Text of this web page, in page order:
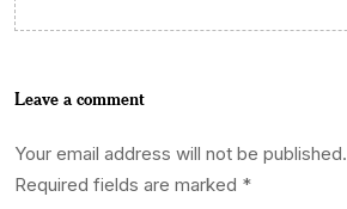
Leave a comment
Your email address will not be published.
Required fields are marked *